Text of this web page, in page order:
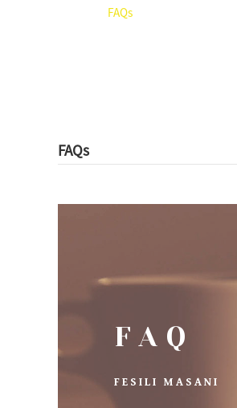
FAQs
FAQs
FAQ
FESILI MASANI